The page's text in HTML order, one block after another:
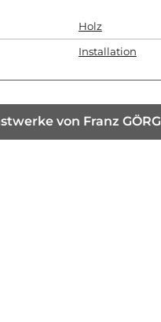
Holz
Installation
von Franz GÖRG